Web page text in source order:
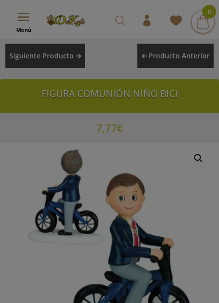
Menú
Siguiente Producto 🡪 🡨 Producto Anterior
FIGURA COMUNIÓN NIÑO BICI
7,77€
0
0
0